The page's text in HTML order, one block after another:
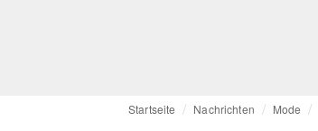
Startseite Nachrichten Mode